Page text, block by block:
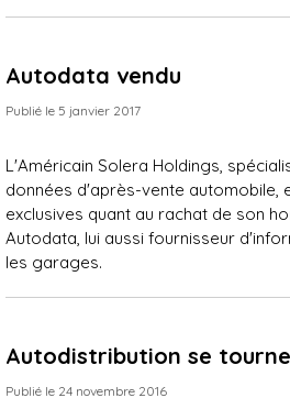
Autodata vendu
Publié le 5 janvier 2017
L'Américain Solera Holdings,
données d'après-vente automobile,
exclusives quant au rachat de son
Autodata, lui aussi fournisseur
les garages.
Autodistribution se
Publié le 24 novembre 2016